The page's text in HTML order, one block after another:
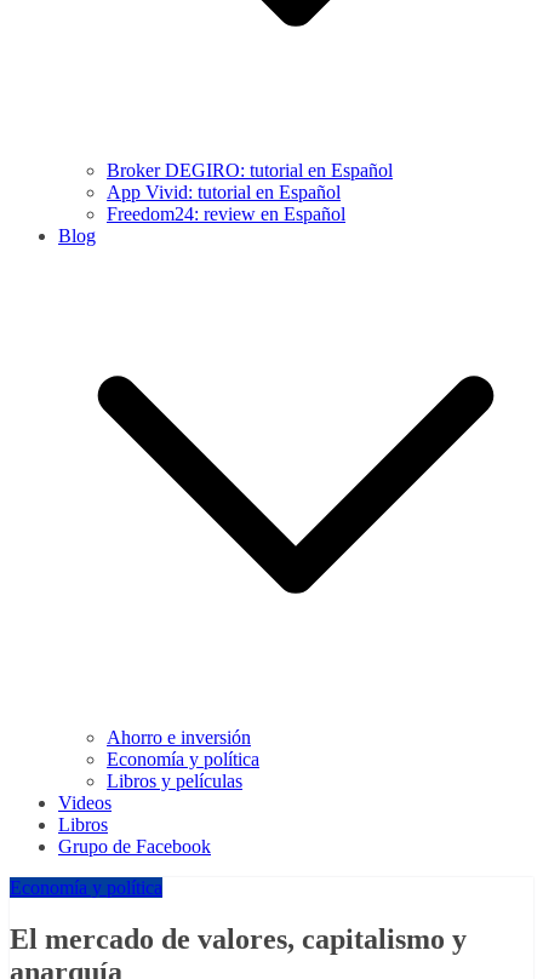
Broker DEGIRO: tutorial en Español
App Vivid: tutorial en Español
Freedom24: review en Español
Blog
Ahorro e inversión
Economía y política
Libros y películas
Videos
Libros
Grupo de Facebook
Economía y política
El mercado de valores, capitalismo y
anarquía